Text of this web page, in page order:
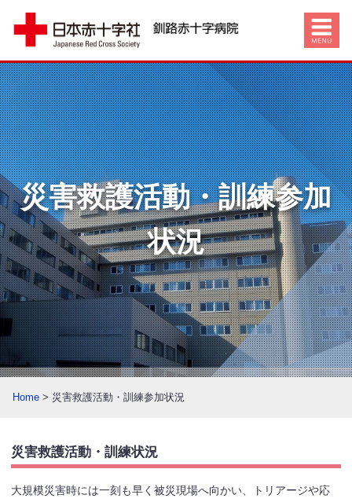
災害救護活動・訓練参加
状況
Home > 災害救護活動・訓練参加状況
災害救護活動・訓練状況
大規模災害時には一刻も早く被災現場へ向かい、トリアージや応